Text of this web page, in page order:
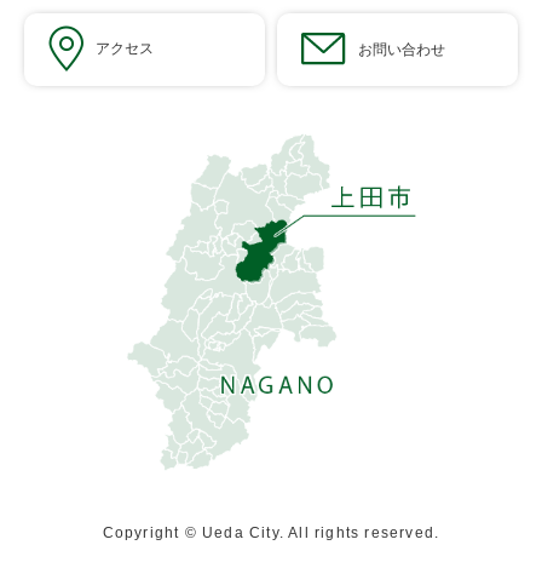
アクセス お問い合わせ
Copyright © Ueda City. All rights reserved.